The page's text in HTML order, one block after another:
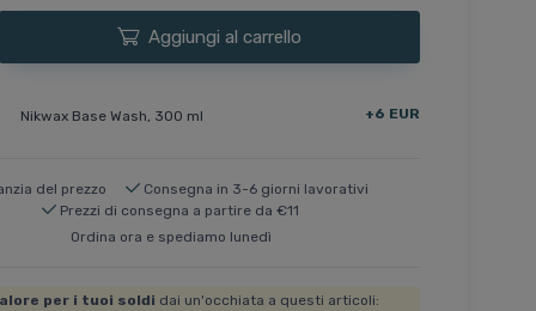
Aggiungi al carrello
Nikwax Base Wash, 300 ml +6 EUR
del prezzo
Consegna in 3-6 giorni lavorativi
Prezzi di consegna a partire da €11
Ordina ora e spediamo lunedì
per i tuoi soldi dai un'occhiata a questi articoli: